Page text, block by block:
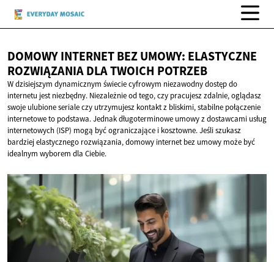
DOMOWY INTERNET BEZ UMOWY: ELASTYCZNE
ROZWIĄZANIA DLATWOICH POTRZEB
W dzisiejszym dynamicznym świecie cyfrowym niezawodny dostęp do
internetu jest niezbędny. Niezależnie od tego, czy pracujesz zdalnie, oglądasz
swoje ulubione seriale czy utrzymujesz kontakt z bliskimi, stabilne połączenie
internetowe to podstawa. Jednak długoterminowe umowy z dostawcami usług
internetowych (ISP) mogą być ograniczające i kosztowne. Jeśli szukasz
bardziej elastycznego rozwiązania, domowy internet bez umowy może być
idealnym wyborem dla Ciebie.